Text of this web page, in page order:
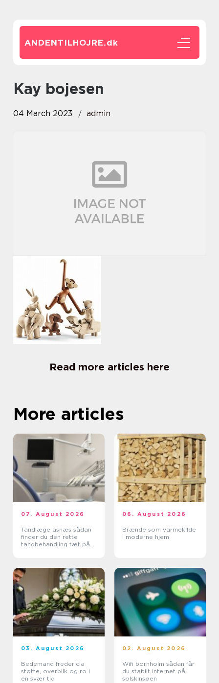
ANDENTILHOJRE.dk
kay bojesen
04 March 2023 admin
Read more articles here
More articles
07. August 2026
Tandlæge asnæs sådan
finder du den rette
tandbehandling tæt på
06. August 2026
Brænde som varmekilde
i moderne hjem
03. August 2026
Bedemand fredericia
støtte, overblik og ro i
en svær tid
02. August 2026
Wifi bornholm sådan får
du stabilt internet på
solskinsøen